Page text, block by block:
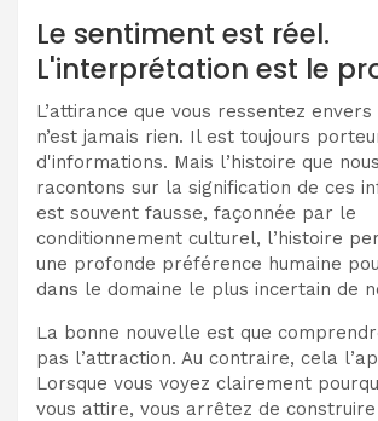
Le sentiment est réel.
L'interprétation est le
L’attirance que vous ressentez envers
n’est jamais rien. Il est toujours
d'informations. Mais l’histoire que
racontons sur la signification de ces
est souvent fausse, façonnée par le
conditionnement culturel, l’histoire
une profonde préférence humaine
dans le domaine le plus incertain de
La bonne nouvelle est que
pas l’attraction. Au contraire, cela
Lorsque vous voyez clairement
vous attire, vous arrêtez de